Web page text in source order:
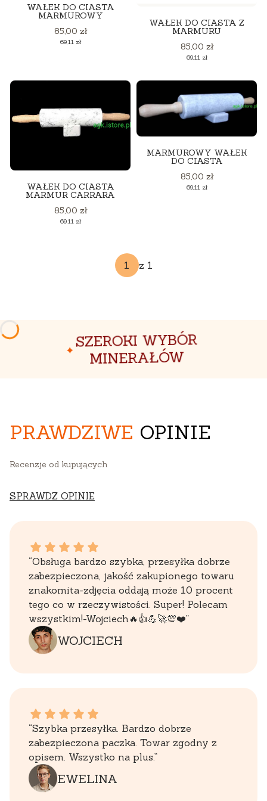
WAŁEK DO CIASTA
MARMUROWY
Cena
85,00 zł
Cena
69,11 zł
WAŁEK DO CIASTA Z
MARMURU
Cena
85,00 zł
Cena
69,11 zł
WAŁEK DO CIASTA
MARMUR CARRARA
Cena
85,00 zł
Cena
69,11 zł
MARMUROWY WAŁEK
DO CIASTA
Cena
85,00 zł
Cena
69,11 zł
z 1
SZEROKI WYBÓR
MINERAŁÓW
PRAWDZIWE OPINIE
Recenzje od kupujących
SPRAWDZ OPINIE
WOJCIECH dał ocenę: 5
“Obsługa bardzo szybka, przesyłka dobrze
zabezpieczona, jakość zakupionego towaru
znakomita-zdjęcia oddają może 10 procent
tego co w rzeczywistości. Super! Polecam
wszystkim!-Wojciech🔥👍️💪🚀💯❤️”
WOJCIECH
EWELINA dał ocenę: 5
“Szybka przesyłka. Bardzo dobrze
zabezpieczona paczka. Towar zgodny z
opisem. Wszystko na plus.”
EWELINA